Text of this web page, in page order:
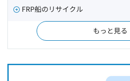
FRP船のリサイクル
もっと見る